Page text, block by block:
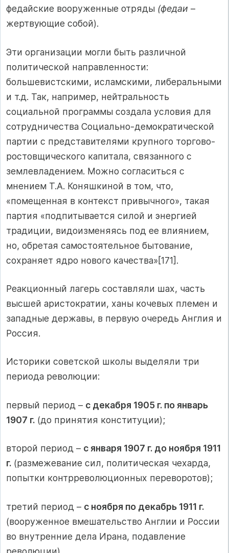
федайские вооруженные отряды (федаи –
жертвующие собой).
Эти организации могли быть различной
политической направленности:
большевистскими, исламскими, либеральными
и т.д. Так, например, нейтральность
социальной программы создала условия для
сотрудничества Социально-демократической
партии с представителями крупного торгово-
ростовщического капитала, связанного с
землевладением. Можно согласиться с
мнением Т.А. Коняшкиной в том, что,
«помещенная в контекст привычного», такая
партия «подпитывается силой и энергией
традиции, видоизменяясь под ее влиянием,
но, обретая самостоятельное бытование,
сохраняет ядро нового качества»[171].
Реакционный лагерь составляли шах, часть
высшей аристократии, ханы кочевых племен и
западные державы, в первую очередь Англия и
Россия.
Историки советской школы выделяли три
периода революции:
первый период – с декабря 1905 г. по январь
1907 г. (до принятия конституции);
второй период – с января 1907 г. до ноября 1911
г. (размежевание сил, политическая чехарда,
попытки контрреволюционных переворотов);
третий период – с ноября по декабрь 1911 г.
(вооруженное вмешательство Англии и России
во внутренние дела Ирана, подавление